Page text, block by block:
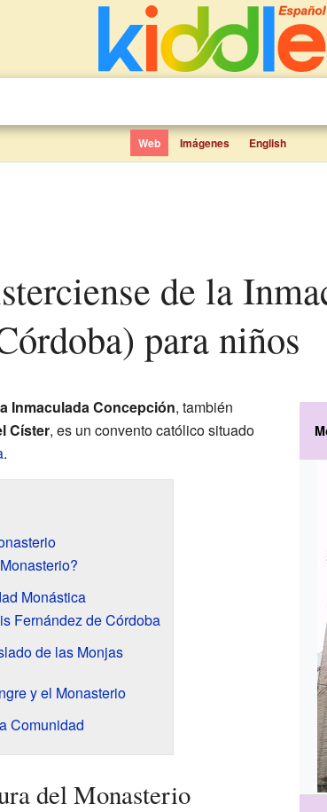
Web Imágenes English
para niños
Inmaculada Concepción, también
Císter, es un convento católico situado
.
Monástica
Fernández de Córdoba
de las Monjas
y el Monasterio
Comunidad
del Monasterio